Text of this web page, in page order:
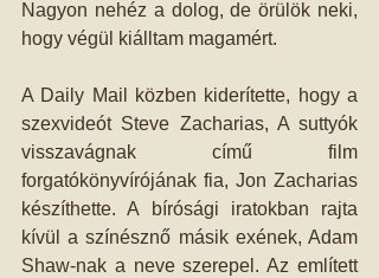
Nagyon nehéz a dolog, de örülök neki,
hogy végül kiálltam magamért.
A Daily Mail közben kiderítette, hogy a
szexvideót Steve Zacharias, A suttyók
visszavágnak című film
forgatókönyvírójának fia, Jon Zacharias
készíthette. A bírósági iratokban rajta
kívül a színésznő másik exének, Adam
Shaw-nak a neve szerepel. Az említett